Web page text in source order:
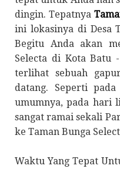
dingin. Tepatnya
ini lokasinya di Desa
Begitu Anda akan
Selecta di Kota Batu
terlihat sebuah
datang. Seperti
umumnya, pada hari
sangat ramai sekali
ke Taman Bunga
Waktu Yang Tepat